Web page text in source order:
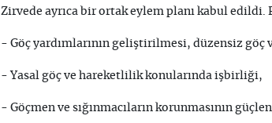
Zirvede ayrıca bir ortak eylem planı kabul edildi.
- Göç yardımlarının geliştirilmesi, düzensiz
- Yasal göç ve hareketlilik konularında işbirliği,
- Göçmen ve sığınmacıların korunmasının